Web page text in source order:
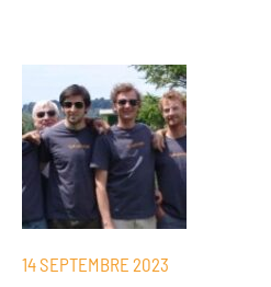
14 SEPTEMBRE 2023